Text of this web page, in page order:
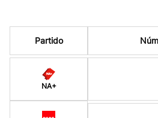
Partido
NA+